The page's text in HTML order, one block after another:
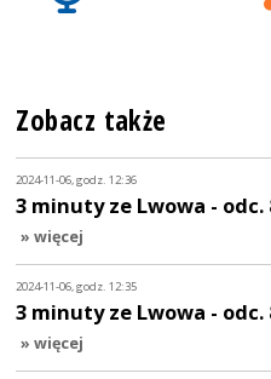
Zobacz także
2024-11-06, godz. 12:36
3 minuty ze Lwowa - odc.
» więcej
2024-11-06, godz. 12:35
3 minuty ze Lwowa - odc.
» więcej